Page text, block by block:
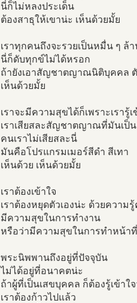
นี่ก็ไม่หลงประเด็น
ต้องสาธุให้เขาน่ะ เห็นด้วยมั้ย
เราทุกคนถึงจะรวยเป็นหมื่น ๆ ล้
นี่ก็ดับทุกข์ไม่ได้หรอก
ถ้ายังเอาสัญชาตญาณนิติบุคคล ตั
เห็นด้วยมั้ย
เราจะมีความสุขได้ก็เพราะเรารู้เ
เราเสียสละสัญชาตญาณที่มันเป็
คนเราไม่เสียสละนี่
มันคือโปรแกรมเมอร์สีดำ สีเทา
เห็นด้วย เห็นด้วยมั้ย
เราต้องเข้าใจ
เราต้องหยุดตัวเองน่ะ ด้วยความ
มีความสุขในการทำงาน
หรือว่ามีความสุขในการทำหน้าที่
พระนิพพานถึงอยู่ที่ปัจจุบัน
ไม่ได้อยู่ที่อนาคตน่ะ
ถ้าผู้ที่เป็นเสขบุคคล ก็ต้องรู้เข้าใ
เราต้องก้าวไปแล้ว